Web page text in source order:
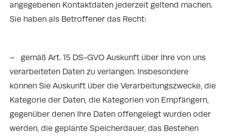
angegebenen Kontaktdaten jederzeit geltend machen.
Sie haben als Betroffener das Recht:
– gemäß Art. 15 DS-GVO Auskunft über Ihre von uns
verarbeiteten Daten zu verlangen. Insbesondere
können Sie Auskunft über die Verarbeitungszwecke, die
Kategorie der Daten, die Kategorien von Empfängern,
gegenüber denen Ihre Daten offengelegt wurden oder
werden, die geplante Speicherdauer, das Bestehen